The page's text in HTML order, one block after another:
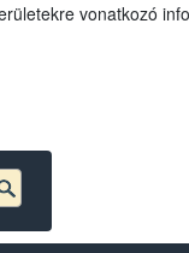
vonatkozó